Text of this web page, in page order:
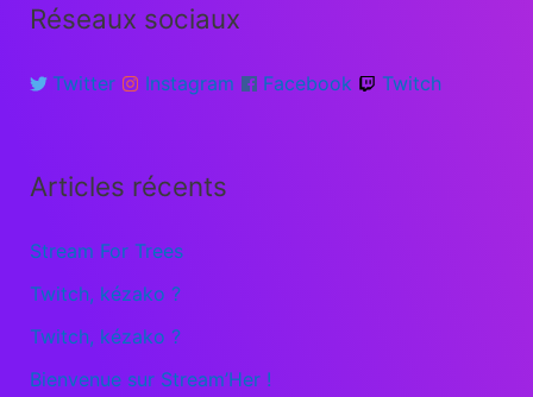
Réseaux sociaux
Twitter Instagram Facebook Twitch
Articles récents
Stream For Trees
Twitch, kézako ?
Twitch, kézako ?
Bienvenue sur Stream’Her !